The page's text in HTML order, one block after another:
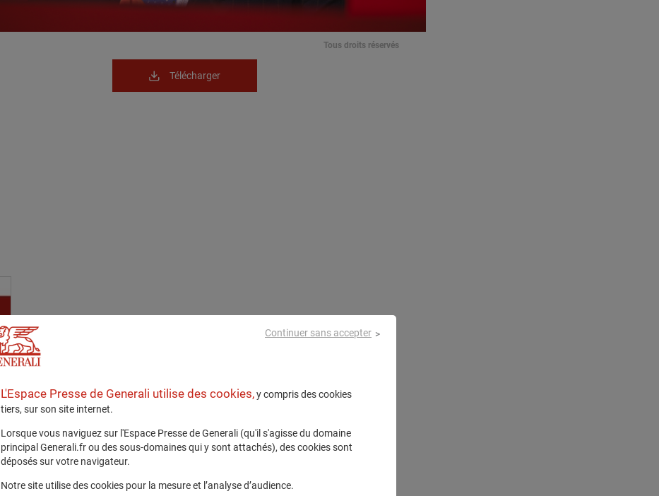
Tous droits réservés
Télécharger
L'Espace Presse de Generali utilise des cookies,y compris des cookies
tiers, sur son site internet.
Lorsque vous naviguez sur l'Espace Presse de Generali (qu'il s'agisse du domaine
principal Generali.fr ou des sous-domaines qui y sont attachés), des cookies sont
déposés sur votre navigateur.
Notre site utilise des cookies pour la mesure et l’analyse d’audience.
Continuer sans accepter